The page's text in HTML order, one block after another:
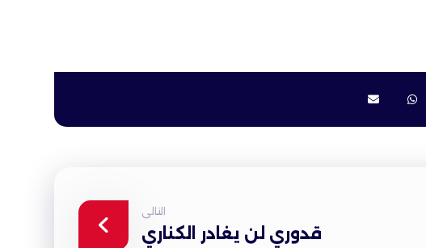
التالى
قدوري لن يغادر الكناري